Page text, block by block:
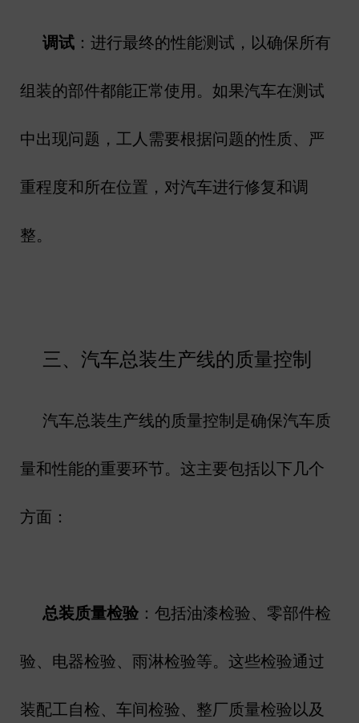
调试 ：进行最终的性能测试，以确保所有
组装的部件都能正常使用。如果汽车在测试
中出现问题，工人需要根据问题的性质、严
重程度和所在位置，对汽车进行修复和调
整。
三、汽车总装生产线的质量控制
汽车总装生产线的质量控制是确保汽车质
量和性能的重要环节。这主要包括以下几个
方面：
总装质量检验 ：包括油漆检验、零部件检
验、电器检验、雨淋检验等。这些检验通过
装配工自检、车间检验、整厂质量检验以及